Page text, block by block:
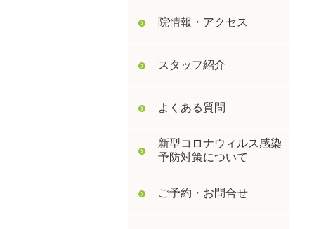
院情報・アクセス
スタッフ紹介
よくある質問
新型コロナウィルス感染
予防対策について
ご予約・お問合せ